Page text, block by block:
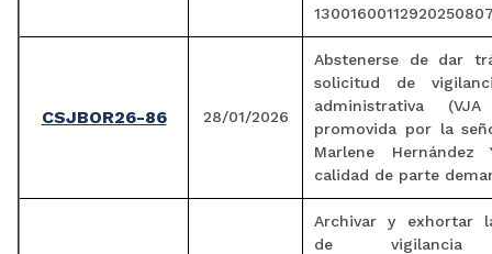
CSJBOR26-86 28/01/2026
Abstenerse de dar
solicitud de
administrativa
promovida por la
Marlene Hernández
calidad de parte
Archivar y exhortar
de vigilancia